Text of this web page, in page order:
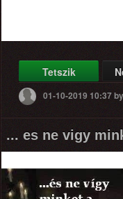
Tetszik
01-10-2019 10:37by
... es ne vigy